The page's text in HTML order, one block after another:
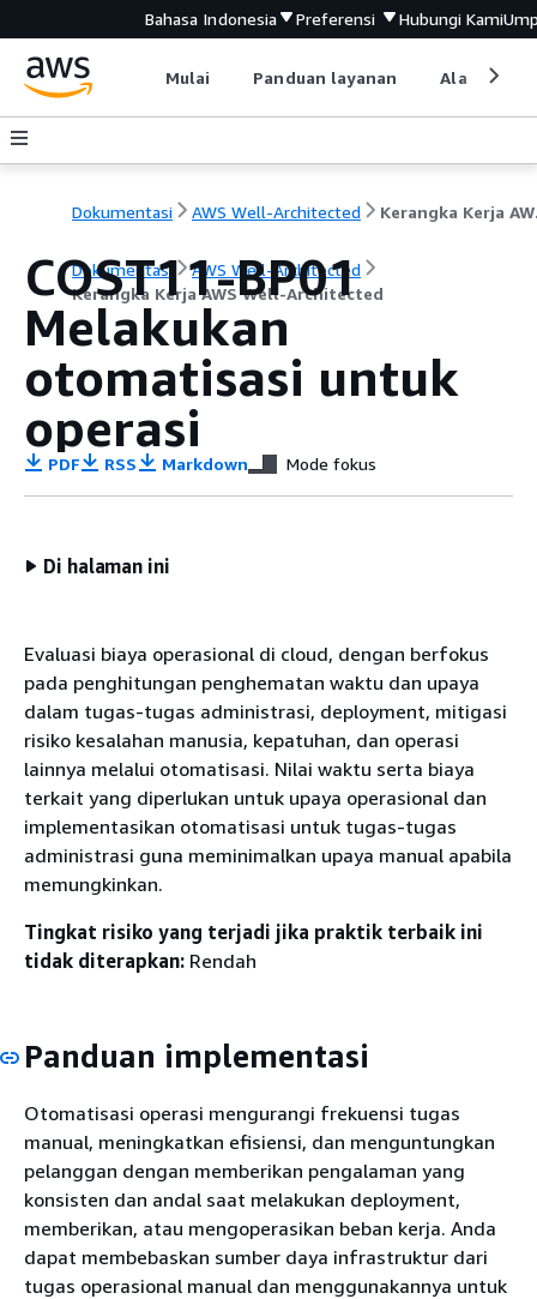
Bahasa Indonesia Preferensi Hubungi Kami
Mulai Panduan layanan Alat
Dokumentasi AWS Well-Architected
Dokumentasi
AWS Well-Architected
Kerangka Kerja AWS Well-Architected
COST11-BP01
Melakukan
otomatisasi untuk
operasi
PDF RSS Markdown Mode fokus
Di halaman ini
Evaluasi biaya operasional di cloud, dengan berfokus
pada penghitungan penghematan waktu dan upaya
dalam tugas-tugas administrasi, deployment, mitigasi
risiko kesalahan manusia, kepatuhan, dan operasi
lainnya melalui otomatisasi. Nilai waktu serta biaya
terkait yang diperlukan untuk upaya operasional dan
implementasikan otomatisasi untuk tugas-tugas
administrasi guna meminimalkan upaya manual apabila
memungkinkan.
Tingkat risiko yang terjadi jika praktik terbaik ini
tidak diterapkan: Rendah
Panduan implementasi
Otomatisasi operasi mengurangi frekuensi tugas
manual, meningkatkan efisiensi, dan menguntungkan
pelanggan dengan memberikan pengalaman yang
konsisten dan andal saat melakukan deployment,
memberikan, atau mengoperasikan beban kerja. Anda
dapat membebaskan sumber daya infrastruktur dari
tugas operasional manual dan menggunakannya untuk